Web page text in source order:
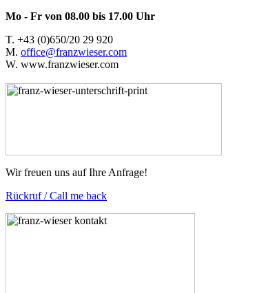
Mo - Fr von 08.00 bis 17.00 Uhr
T. +43 (0)650/20 29 920
M. office@franzwieser.com
W. www.franzwieser.com
Wir freuen uns auf Ihre Anfrage!
Rückruf / Call me back